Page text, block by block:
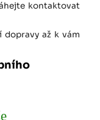
kontaktovat
dopravy až k vám